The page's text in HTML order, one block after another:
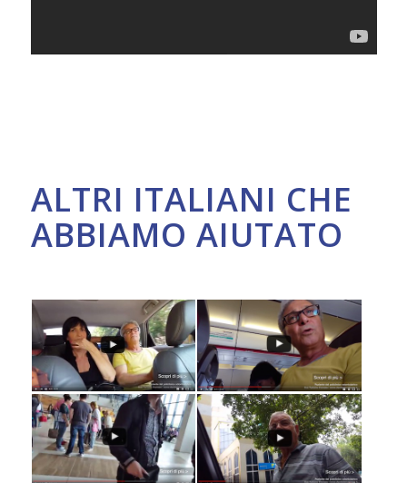
ALTRI ITALIANI CHE
ABBIAMO AIUTATO